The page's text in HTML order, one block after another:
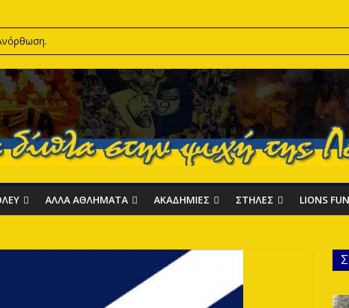
το 2029
ΑΛΛΑ ΑΘΛΗΜΑΤΑ ΑΚΑΔΗΜΙΕΣ ΣΤΗΛΕΣ LIONS FUN